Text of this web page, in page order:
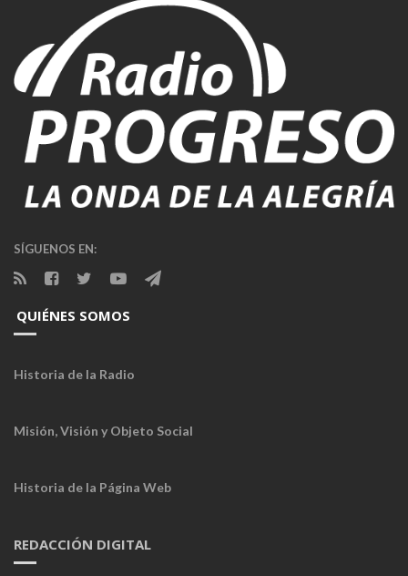
SÍGUENOS EN:
QUIÉNES SOMOS
Historia de la Radio
Misión, Visión y Objeto Social
Historia de la Página Web
REDACCIÓN DIGITAL